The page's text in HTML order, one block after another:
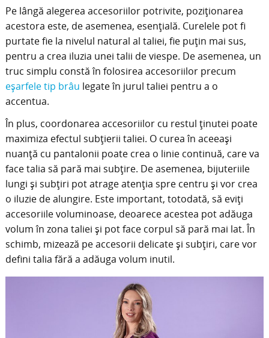
Pe lângă alegerea accesoriilor potrivite, poziționarea
acestora este, de asemenea, esențială. Curelele pot fi
purtate fie la nivelul natural al taliei, fie puțin mai sus,
pentru a crea iluzia unei talii de viespe. De asemenea, un
truc simplu constă în folosirea accesoriilor precum
eșarfele tip brâu legate în jurul taliei pentru a o
accentua.
În plus, coordonarea accesoriilor cu restul ținutei poate
maximiza efectul subțierii taliei. O curea în aceeași
nuanță cu pantalonii poate crea o linie continuă, care va
face talia să pară mai subțire. De asemenea, bijuteriile
lungi și subțiri pot atrage atenția spre centru și vor crea
o iluzie de alungire. Este important, totodată, să eviți
accesoriile voluminoase, deoarece acestea pot adăuga
volum în zona taliei și pot face corpul să pară mai lat. În
schimb, mizează pe accesorii delicate și subțiri, care vor
defini talia fără a adăuga volum inutil.